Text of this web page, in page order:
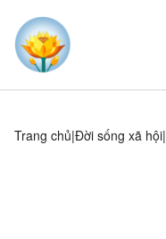
Trang chủ Đời sống xã hội